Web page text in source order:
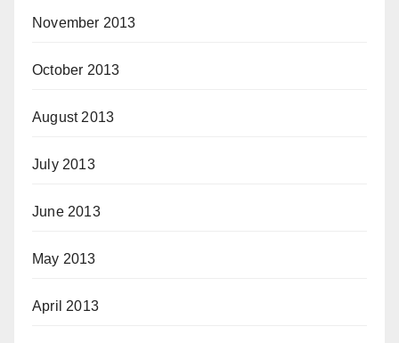
November 2013
October 2013
August 2013
July 2013
June 2013
May 2013
April 2013